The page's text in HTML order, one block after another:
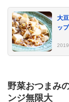
大
ッ
野菜おつまみ
ンジ無限大